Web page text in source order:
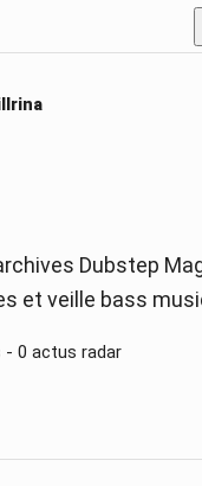
Dubstep
et veille bass
- 0 actus radar